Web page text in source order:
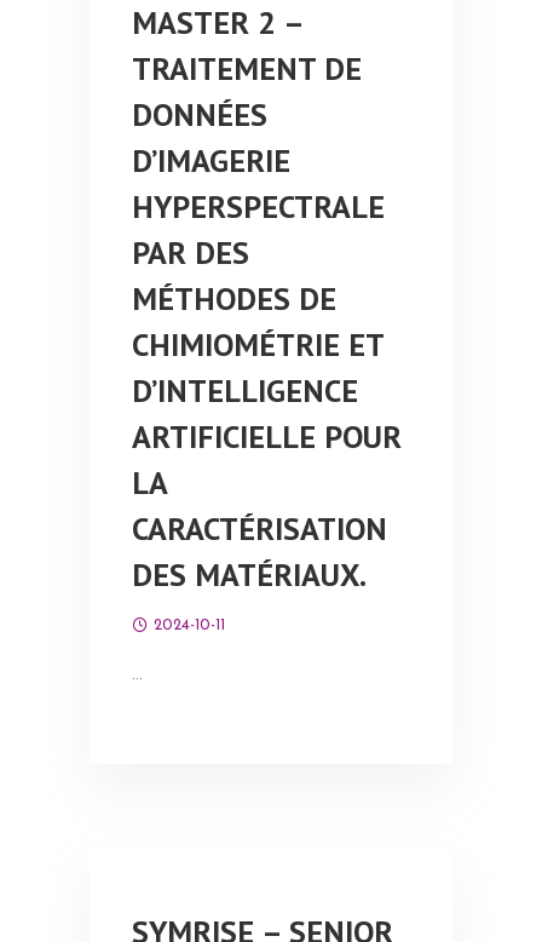
MASTER 2 –
TRAITEMENT DE
DONNÉES
D’IMAGERIE
HYPERSPECTRALE
PAR DES
MÉTHODES DE
CHIMIOMÉTRIE ET
D’INTELLIGENCE
ARTIFICIELLE POUR
LA
CARACTÉRISATION
DES MATÉRIAUX.
2024-10-11
…
SYMRISE – SENIOR